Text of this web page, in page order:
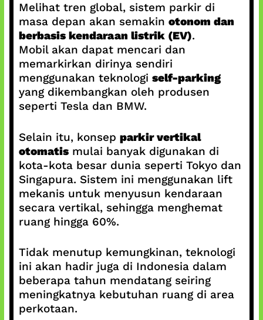
Melihat tren global, sistem parkir di
masa depan akan semakin otonom dan
berbasis kendaraan listrik (EV).
Mobil akan dapat mencari dan
memarkirkan dirinya sendiri
menggunakan teknologi self-parking
yang dikembangkan oleh produsen
seperti Tesla dan BMW.
Selain itu, konsep parkir vertikal
otomatismulai banyak digunakan di
kota-kota besar dunia seperti Tokyo dan
Singapura. Sistem ini menggunakan lift
mekanis untuk menyusun kendaraan
secara vertikal, sehingga menghemat
ruang hingga 60%.
Tidak menutup kemungkinan, teknologi
ini akan hadir juga di Indonesia dalam
beberapa tahun mendatang seiring
meningkatnya kebutuhan ruang di area
perkotaan.